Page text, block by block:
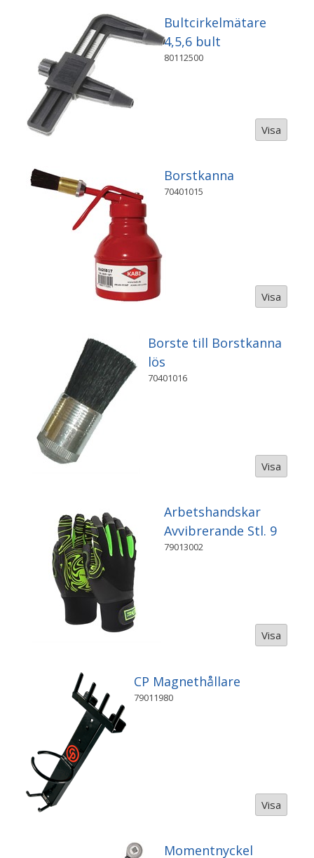
Bultcirkelmätare
4,5,6 bult
80112500
Visa
Borstkanna
70401015
Visa
Borste till Borstkanna
lös
70401016
Visa
Arbetshandskar
Avvibrerande Stl. 9
79013002
Visa
CP Magnethållare
79011980
Visa
Momentnyckel